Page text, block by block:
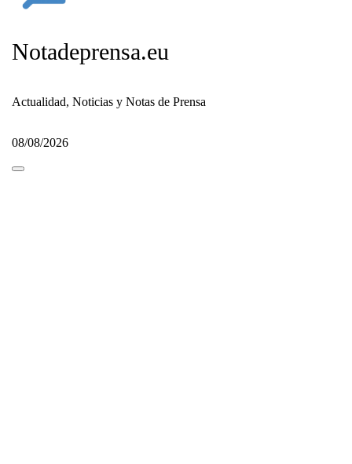
Notadeprensa.eu
Actualidad, Noticias y Notas de Prensa
08/08/2026